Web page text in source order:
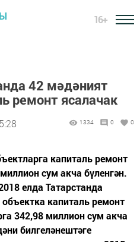
16+
42 мәдәният
ремонт ясалачак
1334 0 0
капиталь ремонт
сум акча бүленгән.
елда Татарстанда
капиталь ремонт
342,98 миллион сум акча
билгеләнештәге